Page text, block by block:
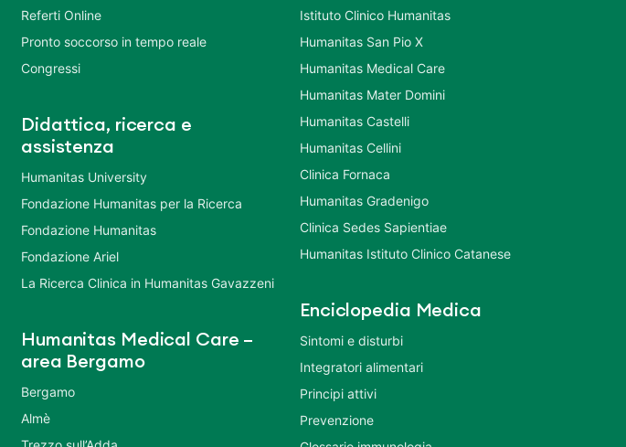
Referti Online
Pronto soccorso in tempo reale
Congressi
Didattica, ricerca e
assistenza
Humanitas University
Fondazione Humanitas per la Ricerca
Fondazione Humanitas
Fondazione Ariel
La Ricerca Clinica in Humanitas Gavazzeni
Humanitas Medical Care –
area Bergamo
Bergamo
Almè
Istituto Clinico Humanitas
Humanitas San Pio X
Humanitas Medical Care
Humanitas Mater Domini
Humanitas Castelli
Humanitas Cellini
Clinica Fornaca
Humanitas Gradenigo
Clinica Sedes Sapientiae
Humanitas Istituto Clinico Catanese
Enciclopedia Medica
Sintomi e disturbi
Integratori alimentari
Principi attivi
Prevenzione